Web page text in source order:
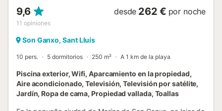
9,6
11 opiniones
desde 262 € por noche
Son Ganxo, Sant Lluís
10 pers. 5 dormitorios 250 m² A 1 km de la playa
Piscina exterior, Wifi, Aparcamiento en la propiedad,
Aire acondicionado, Televisión, Televisión por satélite,
Jardín, Ropa de cama, Propiedad vallada, Toallas